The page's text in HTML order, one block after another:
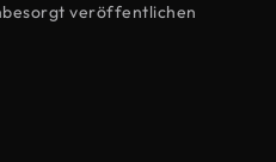
veröffentlichen